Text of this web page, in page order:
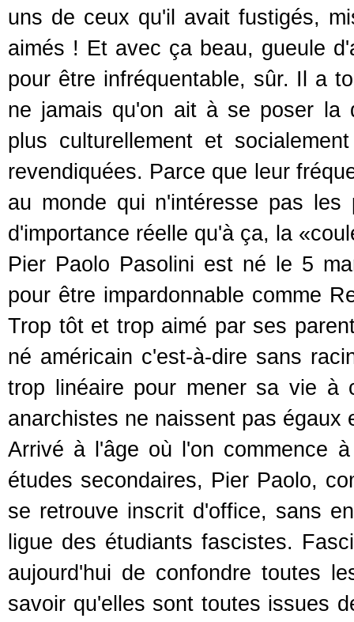
uns de ceux qu'il avait fustigés,
aimés ! Et avec ça beau, gueule
pour être infréquentable, sûr. Il a
ne jamais qu'on ait à se poser la
plus culturellement et
revendiquées. Parce que leur
au monde qui n'intéresse pas
d'importance réelle qu'à ça, la
Pier Paolo Pasolini est né le 5
pour être impardonnable comme
Trop tôt et trop aimé par ses
né américain c'est-à-dire sans
trop linéaire pour mener sa vie
anarchistes ne naissent pas égaux
Arrivé à l'âge où l'on commence
études secondaires, Pier Paolo,
se retrouve inscrit d'office, sans
ligue des étudiants fascistes.
aujourd'hui de confondre toutes
savoir qu'elles sont toutes issues